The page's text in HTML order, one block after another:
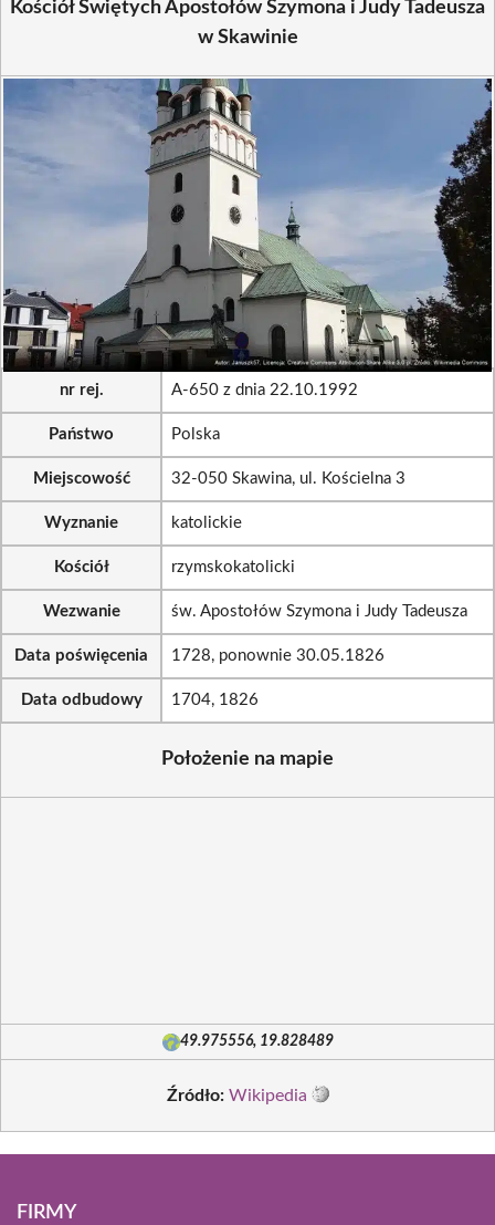
Kościół Świętych Apostołów Szymona i Judy Tadeusza
w Skawinie
nr rej. A-650 z dnia 22.10.1992
Państwo Polska
Miejscowość 32-050 Skawina, ul. Kościelna 3
Wyznanie katolickie
Kościół rzymskokatolicki
Wezwanie św. Apostołów Szymona i Judy Tadeusza
Data poświęcenia 1728, ponownie 30.05.1826
Data odbudowy 1704, 1826
Położenie na mapie
49.975556, 19.828489
Źródło: Wikipedia
FIRMY